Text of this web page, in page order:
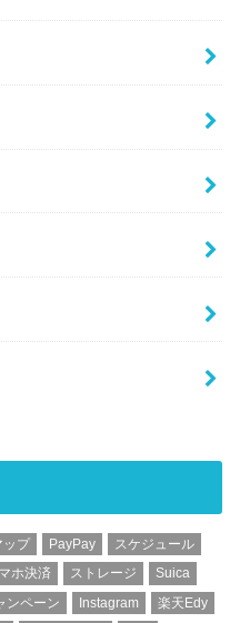
ップ PayPay
スケジュール
ホ決済 ストレージ
Suica
ンペーン Instagram
楽天Edy